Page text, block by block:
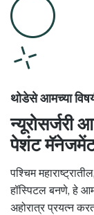
थोडेसे आमच्या
न्यूरोसर्जरी
पेशंट
पश्चिम
हॉस्पिटल बनणे, हे
अहोरात्र प्रयत्न